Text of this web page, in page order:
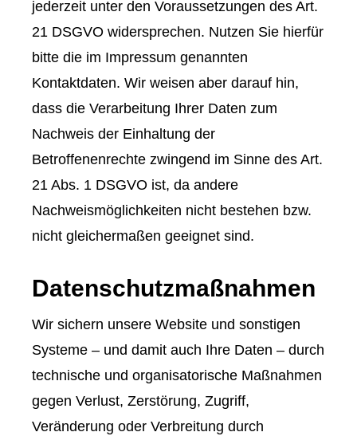
jederzeit unter den Voraussetzungen des Art.
21 DSGVO widersprechen. Nutzen Sie hierfür
bitte die im Impressum genannten
Kontaktdaten. Wir weisen aber darauf hin,
dass die Verarbeitung Ihrer Daten zum
Nachweis der Einhaltung der
Betroffenenrechte zwingend im Sinne des Art.
21 Abs. 1 DSGVO ist, da andere
Nachweismöglichkeiten nicht bestehen bzw.
nicht gleichermaßen geeignet sind.
Datenschutzmaßnahmen
Wir sichern unsere Website und sonstigen
Systeme – und damit auch Ihre Daten – durch
technische und organisatorische Maßnahmen
gegen Verlust, Zerstörung, Zugriff,
Veränderung oder Verbreitung durch